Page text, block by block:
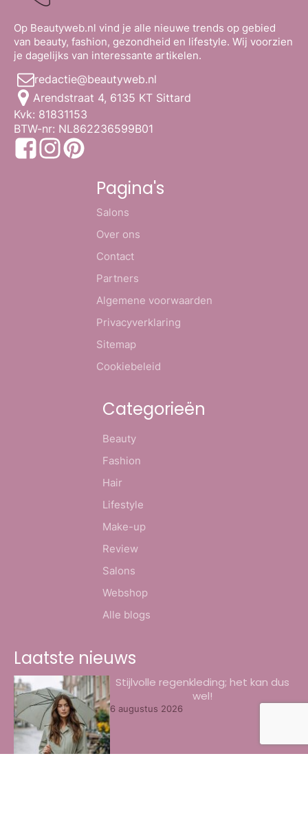
Op Beautyweb.nl vind je alle nieuwe trends op gebied
van beauty, fashion, gezondheid en lifestyle. Wij voorzien
je dagelijks van interessante artikelen.
redactie@beautyweb.nl
Arendstraat 4, 6135 KT Sittard
Kvk: 81831153
BTW-nr: NL862236599B01
Pagina's
Salons
Over ons
Contact
Partners
Algemene voorwaarden
Privacyverklaring
Sitemap
Cookiebeleid
Categorieën
Beauty
Fashion
Hair
Lifestyle
Make-up
Review
Salons
Webshop
Alle blogs
Laatste nieuws
Stijlvolle regenkleding; het kan dus
wel!
6 augustus 2026